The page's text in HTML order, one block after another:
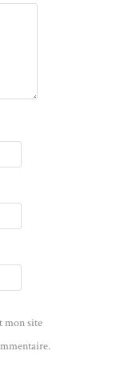
mon site